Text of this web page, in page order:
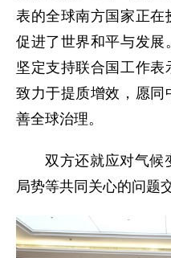
表的全球南方国家正在
促进了世界和平与发展
坚定支持联合国工作
致力于提质增效，愿
善全球治理。
双方还就应对气候
局势等共同关心的问题